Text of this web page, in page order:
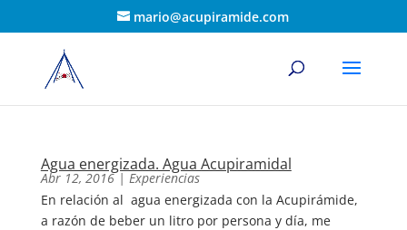
mario@acupiramide.com
Agua energizada. Agua Acupiramidal
Abr 12, 2016| Experiencias
En relación al agua energizada con la Acupirámide,
a razón de beber un litro por persona y día, me